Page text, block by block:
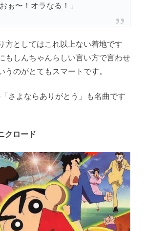
ぉ〜！オラなる！」
方としてはこれ以上ない着地です
もしんちゃんらしい言い方で言わせ
うのがとてもスマートです。
さよならありがとう」も名曲です
クロード